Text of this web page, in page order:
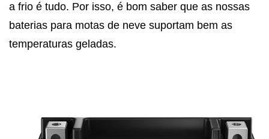
a frio é tudo. Por isso, é bom saber que as nossas
baterias para motas de neve suportam bem as
temperaturas geladas.